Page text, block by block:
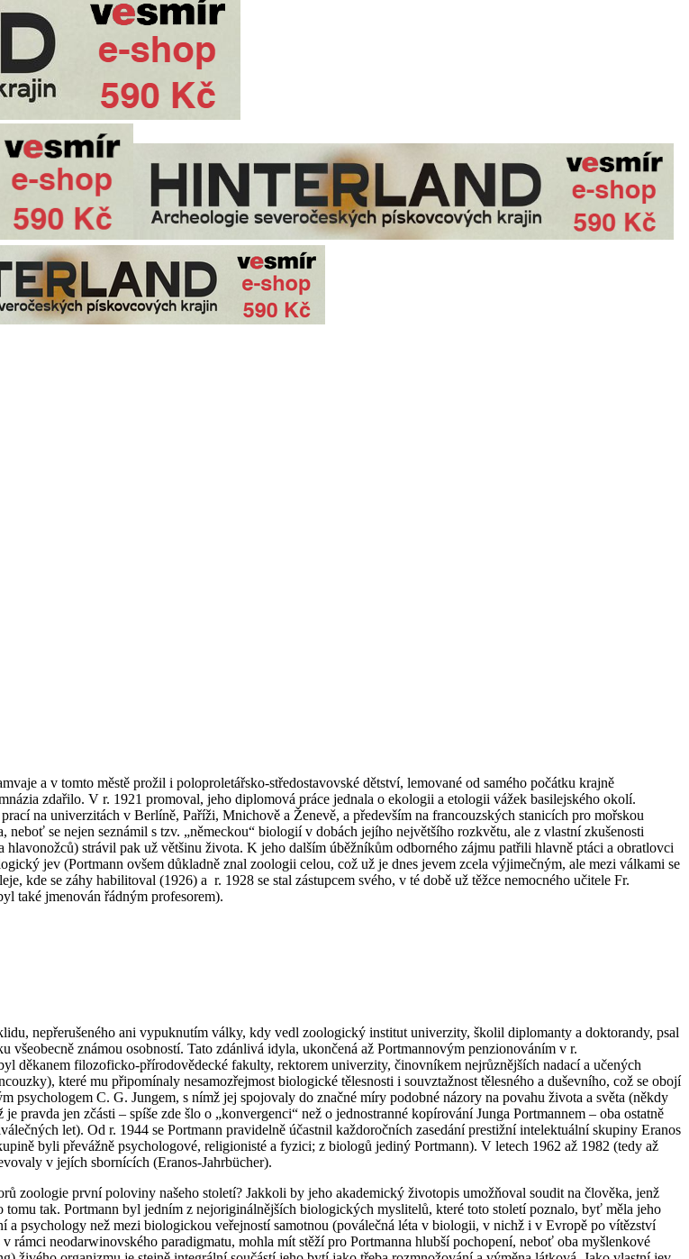
a v tomto městě prožil i poloproletářsko-středostavovské dětství, lemované od samého počátku krajně
zdařilo. V r. 1921 promoval, jeho diplomová práce jednala o ekologii a etologii vážek basilejského okolí.
na univerzitách v Berlíně, Paříži, Mnichově a Ženevě, a především na francouzských stanicích pro mořskou
se nejen seznámil s tzv. „německou“ biologií v dobách jejího největšího rozkvětu, ale z vlastní zkušenosti
strávil pak už většinu života. K jeho dalším úběžníkům odborného zájmu patřili hlavně ptáci a obratlovci
jev (Portmann ovšem důkladně znal zoologii celou, což už je dnes jevem zcela výjimečným, ale mezi válkami se
kde se záhy habilitoval (1926) a r. 1928 se stal zástupcem svého, v té době už těžce nemocného učitele Fr.
také jmenován řádným profesorem).
nepřerušeného ani vypuknutím války, kdy vedl zoologický institut univerzity, školil diplomanty a doktorandy, psal
známou osobností. Tato zdánlivá idyla, ukončená až Portmannovým penzionováním v r.
děkanem filozoficko-přírodovědecké fakulty, rektorem univerzity, činovníkem nejrůznějších nadací a učených
které mu připomínaly nesamozřejmost biologické tělesnosti i souvztažnost tělesného a duševního, což se obojí
C. G. Jungem, s nímž jej spojovaly do značné míry podobné názory na povahu života a světa (někdy
jen zčásti – spíše zde šlo o „konvergenci“ než o jednostranné kopírování Junga Portmannem – oba ostatně
let). Od r. 1944 se Portmann pravidelně účastnil každoročních zasedání prestižní intelektuální skupiny Eranos
byli převážně psychologové, religionisté a fyzici; z biologů jediný Portmann). V letech 1962 až 1982 (tedy až
v jejích sbornících (Eranos-Jahrbücher).
zoologie první poloviny našeho století? Jakkoli by jeho akademický životopis umožňoval soudit na člověka, jenž
tak. Portmann byl jedním z nejoriginálnějších biologických myslitelů, které toto století poznalo, byť měla jeho
psychology než mezi biologickou veřejností samotnou (poválečná léta v biologii, v nichž i v Evropě po vítězství
rámci neodarwinovského paradigmatu, mohla mít stěží pro Portmanna hlubší pochopení, neboť oba myšlenkové